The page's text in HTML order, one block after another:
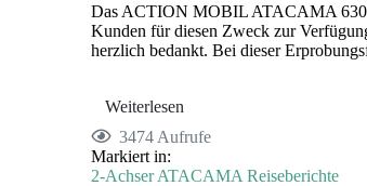
Das ACTION MOBIL ATACAMA
Kunden für diesen Zweck zur
herzlich bedankt. Bei dieser
Weiterlesen
3474 Aufrufe
Markiert in:
2-Achser ATACAMA Reiseberichte